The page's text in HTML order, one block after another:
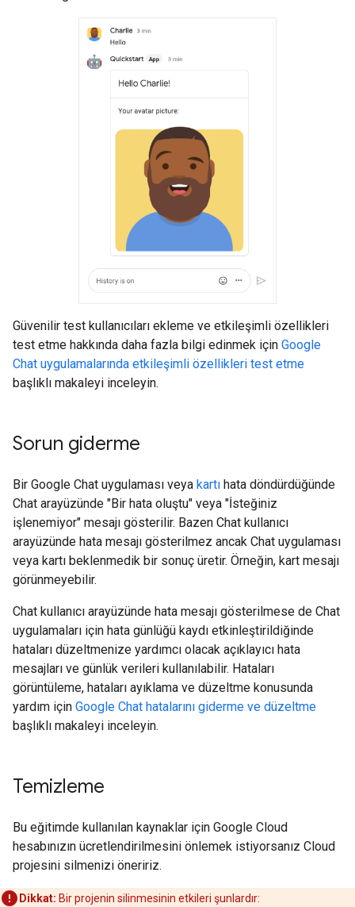
Güvenilir test kullanıcıları ekleme ve etkileşimli özellikleri
test etme hakkında daha fazla bilgi edinmek için Google
Chat uygulamalarında etkileşimli özellikleri test etme
başlıklı makaleyi inceleyin.
Sorun giderme
Bir Google Chat uygulaması veya kartı hata döndürdüğünde
Chat arayüzünde "Bir hata oluştu" veya "İsteğiniz
işlenemiyor" mesajı gösterilir. Bazen Chat kullanıcı
arayüzünde hata mesajı gösterilmez ancak Chat uygulaması
veya kartı beklenmedik bir sonuç üretir. Örneğin, kart mesajı
görünmeyebilir.
Chat kullanıcı arayüzünde hata mesajı gösterilmese de Chat
uygulamaları için hata günlüğü kaydı etkinleştirildiğinde
hataları düzeltmenize yardımcı olacak açıklayıcı hata
mesajları ve günlük verileri kullanılabilir. Hataları
görüntüleme, hataları ayıklama ve düzeltme konusunda
yardım için Google Chat hatalarını giderme ve düzeltme
başlıklı makaleyi inceleyin.
Temizleme
Bu eğitimde kullanılan kaynaklar için Google Cloud
hesabınızın ücretlendirilmesini önlemek istiyorsanız Cloud
projesini silmenizi öneririz.
Dikkat: Bir projenin silinmesinin etkileri şunlardır: